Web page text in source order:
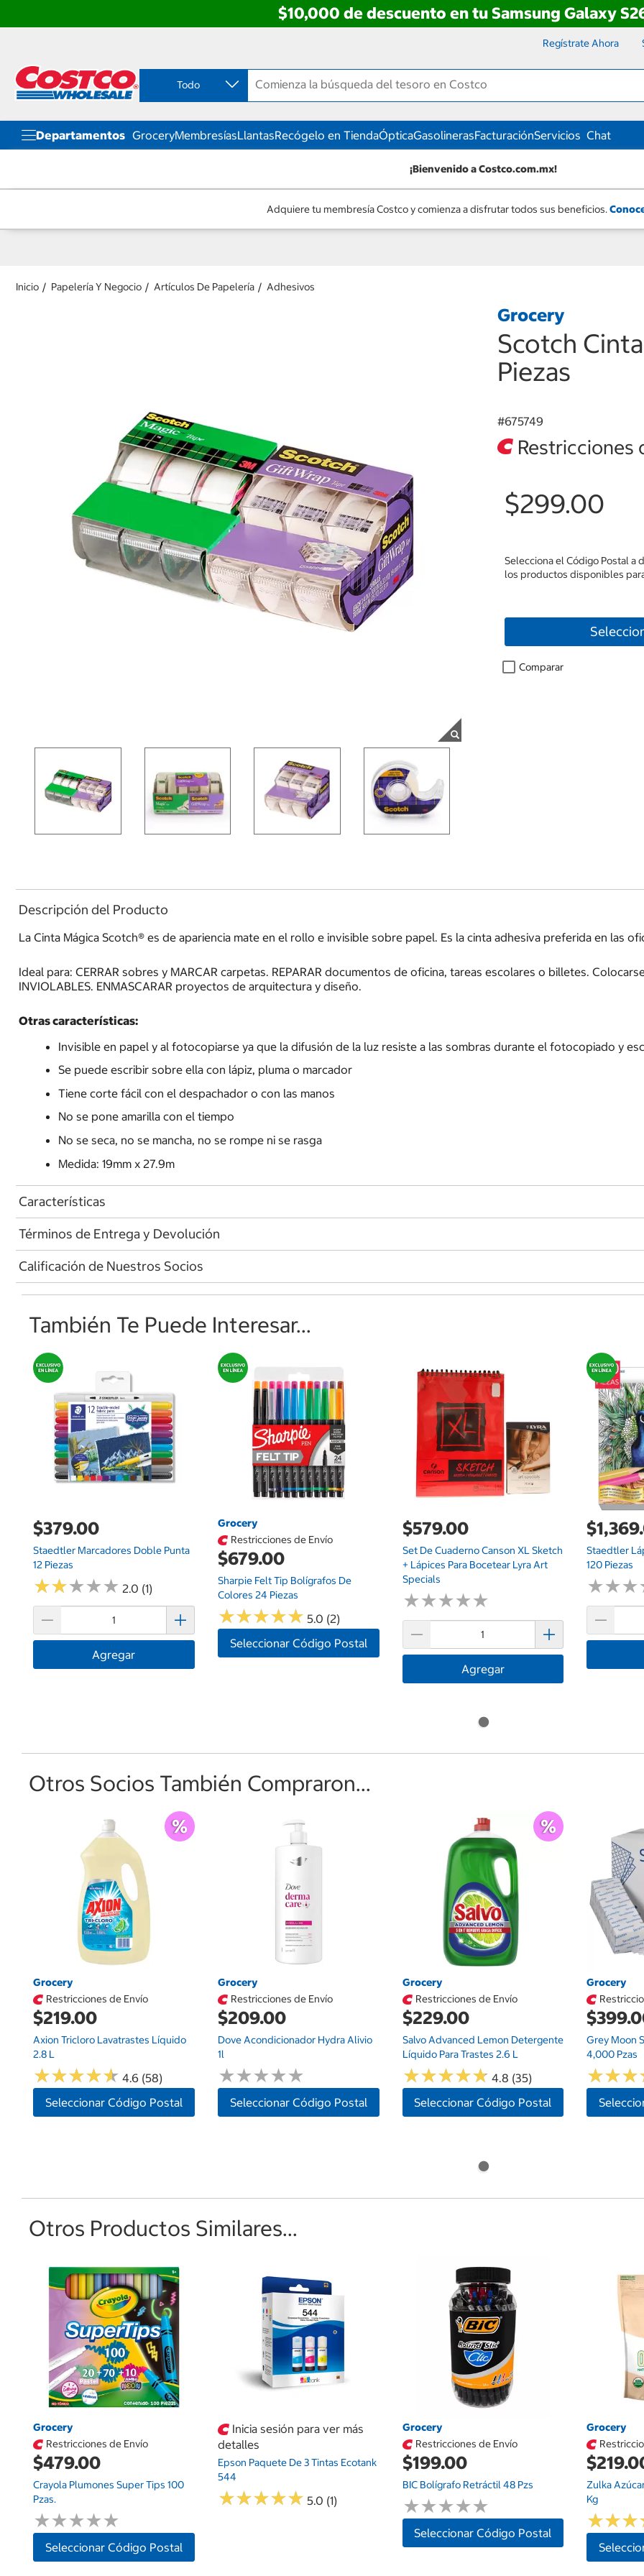
$10,000 de descuento en tu Samsung Galaxy
contenido
menú
navegación
Regístrate Ahora
Todo
Departamentos GroceryMembresíasLlantasRecógelo en TiendaÓpticaGasolinerasFacturaciónServicios Chat
¡Bienvenido a Costco.com.mx!
Adquiere tu membresía Costco y comienza a disfrutar todos sus beneficios.
Inicio Papelería Y Negocio Artículos De Papelería Adhesivos
Grocery
Scotch
Piezas
#675749
Restricciones
$299.00
Selecciona el Código Postal a
los productos disponibles
Comparar
Descripción del Producto
La Cinta Mágica Scotch® es de apariencia mate en el rollo e invisible sobre papel. Es la cinta adhesiva preferida en las
Ideal para: CERRAR sobres y MARCAR carpetas. REPARAR documentos de oficina, tareas escolares o billetes.
INVIOLABLES. ENMASCARAR proyectos de arquitectura y diseño.
Otras características:
Invisible en papel y al fotocopiarse ya que la difusión de la luz resiste a las sombras durante el fotocopiado y
Se puede escribir sobre ella con lápiz, pluma o marcador
Tiene corte fácil con el despachador o con las manos
No se pone amarilla con el tiempo
No se seca, no se mancha, no se rompe ni se rasga
Medida: 19mm x 27.9m
Características
Términos de Entrega y Devolución
Calificación de Nuestros Socios
También Te Puede Interesar...
$379.00
Staedtler Marcadores Doble Punta
12 Piezas
★★★★★
★★★★★ 2.0 (1)
Agregar
Grocery
Restricciones de Envío
$679.00
Sharpie Felt Tip Bolígrafos De
Colores 24 Piezas
★★★★★
★★★★★ 5.0 (2)
Seleccionar Código Postal
$579.00
Set De Cuaderno Canson XL Sketch
+ Lápices Para Bocetear Lyra Art
Specials
★★★★★
★★★★★
Agregar
Staedtler
120 Piezas
★★★
★★★
Otros Socios También Compraron...
Grocery
Restricciones de Envío
$219.00
Axion Tricloro Lavatrastes Líquido
2.8 L
★★★★★
★★★★★ 4.6 (58)
Seleccionar Código Postal
Grocery
Restricciones de Envío
$209.00
Dove Acondicionador Hydra Alivio
1l
★★★★★
★★★★★
Seleccionar Código Postal
Grocery
Restricciones de Envío
$229.00
Salvo Advanced Lemon Detergente
Líquido Para Trastes 2.6 L
★★★★★
★★★★★ 4.8 (35)
Seleccionar Código Postal
Grocery
Grey Moon
4,000 Pzas
★★★
★★★
Otros Productos Similares...
Grocery
Restricciones de Envío
$479.00
Crayola Plumones Super Tips 100
Pzas.
★★★★★
★★★★★
Seleccionar Código Postal
Inicia sesión para ver más
detalles
Epson Paquete De 3 Tintas Ecotank
544
★★★★★
★★★★★ 5.0 (1)
Grocery
Restricciones de Envío
$199.00
BIC Bolígrafo Retráctil 48 Pzs
★★★★★
★★★★★
Seleccionar Código Postal
Grocery
Zulka
Kg
★★★
★★★